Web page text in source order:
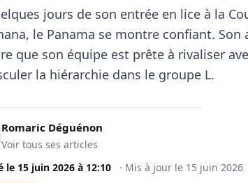
jours de son entrée en lice à la
le Panama se montre confiant.
que son équipe est prête à rivaliser
la hiérarchie dans le groupe L.
Romaric Déguénon
Voir tous ses articles
le 15 juin 2026 à 12:10 · Mis à jour le 15 juin 2026